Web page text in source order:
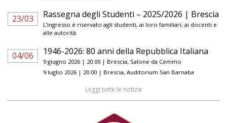
23/03 Rassegna degli Studenti – 2025/2026 | Brescia
L’ingresso è riservato agli studenti, ai loro familiari, ai docenti e
alle autorità.
04/06 1946-2026: 80 anni della Repubblica Italiana
9 giugno 2026 | 20.00 | Brescia, Salone da Cemmo
9 luglio 2026 | 20.00 | Brescia, Auditorium San Barnaba
Leggi tutte le notizie